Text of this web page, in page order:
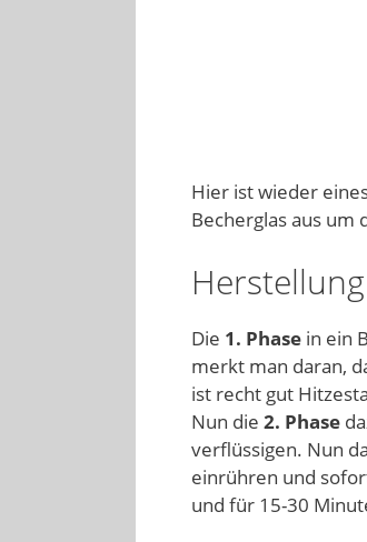
Hier ist wieder
Becherglas aus um
Herstellung
Die 1. Phase in ein
merkt man daran,
ist recht gut
Nun die 2. Phase
verflüssigen. Nun
einrühren und
und für 15-30